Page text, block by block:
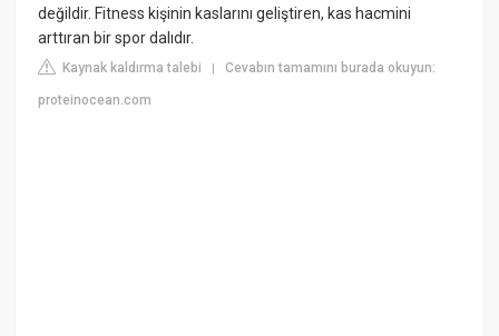
değildir. Fitness kişinin kaslarını geliştiren, kas hacmini
arttıran bir spor dalıdır.
Kaynak kaldırma talebi |Cevabın tamamını burada okuyun:
proteinocean.com